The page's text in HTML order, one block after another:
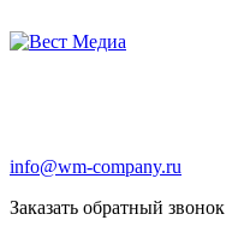
info@wm-company.ru
Заказать обратный звонок